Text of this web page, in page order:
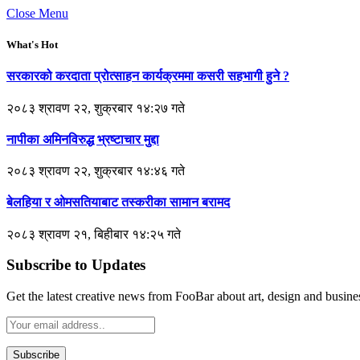
Close Menu
What's Hot
सरकारको करदाता प्रोत्साहन कार्यक्रममा कसरी सहभागी हुने ?
२०८३ श्रावण २२, शुक्रबार १४:२७ गते
नापीका अमिनविरुद्ध भ्रष्टाचार मुद्दा
२०८३ श्रावण २२, शुक्रबार १४:४६ गते
बेलहिया र ओमसतियाबाट तस्करीका सामान बरामद
२०८३ श्रावण २१, बिहीबार १४:२५ गते
Subscribe to Updates
Get the latest creative news from FooBar about art, design and